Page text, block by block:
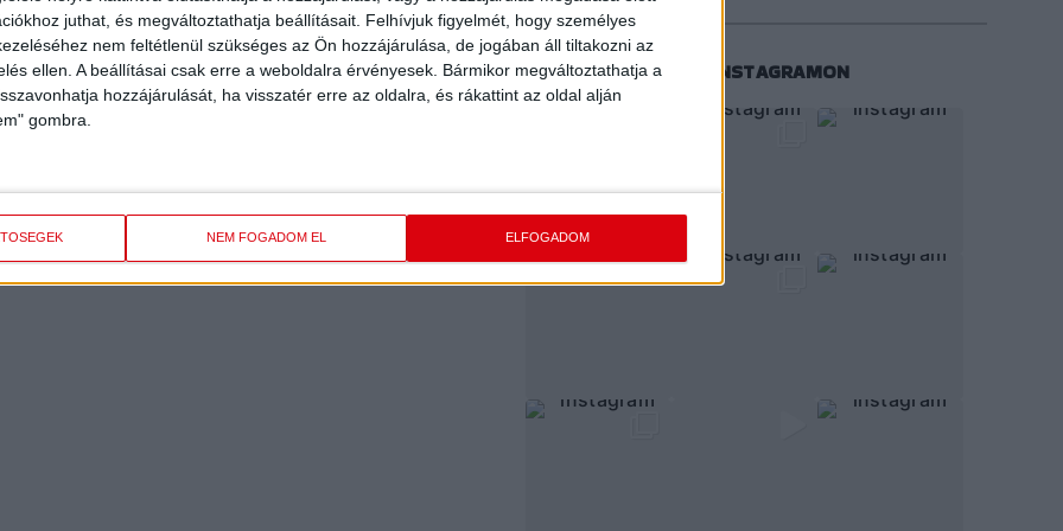
juthat, és megváltoztathatja beállításait. Felhívjuk figyelmét, hogy személyes
nem feltétlenül szükséges az Ön hozzájárulása, de jogában áll tiltakozni az
ellen. A beállításai csak erre a weboldalra érvényesek. Bármikor megváltoztathatja a
hozzájárulását, ha visszatér erre az oldalra, és rákattint az oldal alján
gombra.
NEM FOGADOM EL ELFOGADOM
körülöttünk sürög-forog. Ez egy igazi családias közeg, de
hogy váltásra, valami újra van szüksége. Nekem ez most
szeretnék újra külföldön játszani, hiszen nekem csak
hogy nem vagyok már fiatal, úgy érzem, közeledik a
tudnám megvalósítani ezt a vágyamat. Nehéz döntés
hogy valami még hiányzik az életemből – indokolta a
az ideje, hiszen jövő nyárig még sok feladat vár a csapatra
KÖVESS MINKET INSTAGRAMON